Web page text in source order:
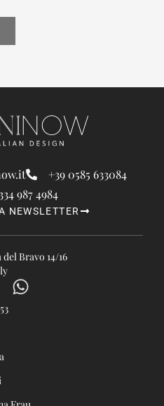
+39 0585 633084
987 4984
NEWSLETTER
Bravo 14/16